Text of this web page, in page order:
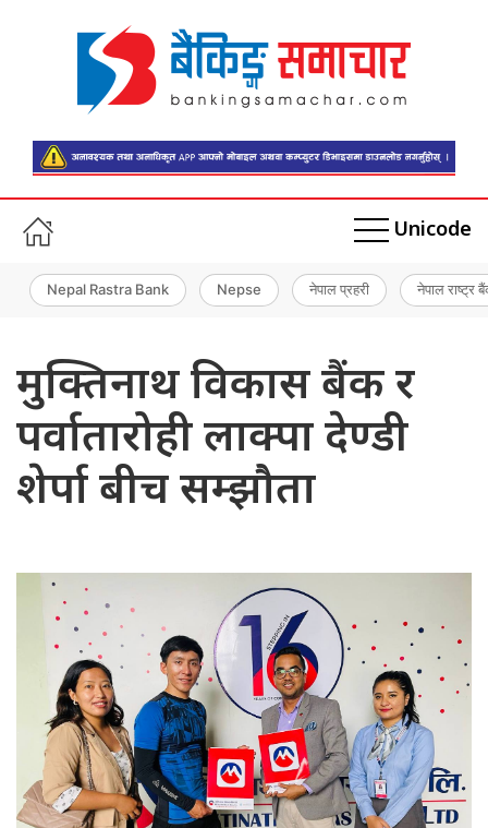
Unicode
Nepal Rastra Bank Nepse नेपाल प्रहरी नेपाल राष्ट्र
मुक्तिनाथ विकास बैंक र
पर्वातारोही लाक्पा देण्डी
शेर्पा बीच सम्झौता